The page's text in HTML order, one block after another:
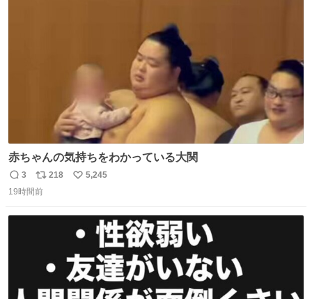
赤ちゃんの気持ちをわかっている大関
返
信
3
リ
ポ
218
い
5,245
19時間前